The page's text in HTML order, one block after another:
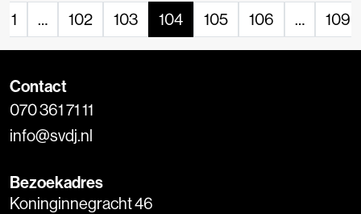
1 … 102 103 104 105 106 … 109
Contact
070 361 71 11
info@svdj.nl
Bezoekadres
Koninginnegracht 46